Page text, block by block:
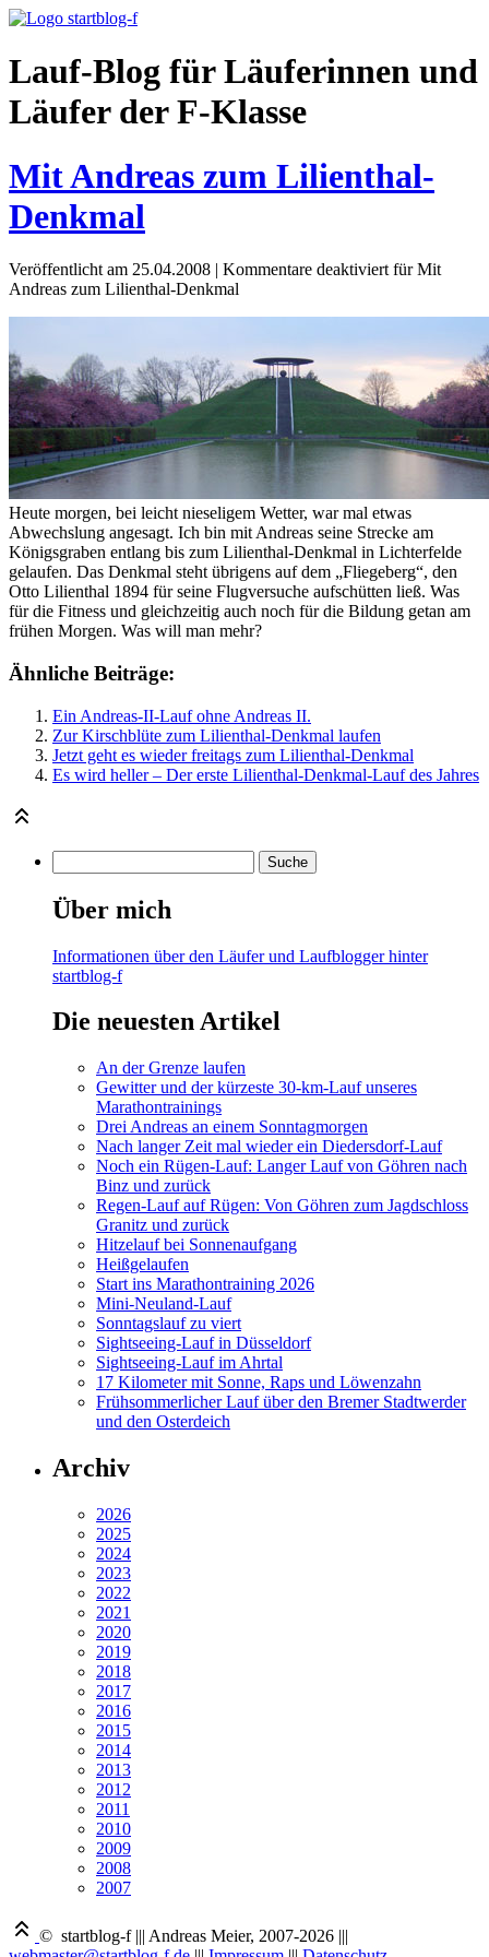
Lauf-Blog für Läuferinnen und
Läufer der F-Klasse
Mit Andreas zum Lilienthal-
Denkmal
Veröffentlicht am 25.04.2008 | Kommentare deaktiviert für Mit
Andreas zum Lilienthal-Denkmal
Heute morgen, bei leicht nieseligem Wetter, war mal etwas
Abwechslung angesagt. Ich bin mit Andreas seine Strecke am
Königsgraben entlang bis zum Lilienthal-Denkmal in Lichterfelde
gelaufen. Das Denkmal steht übrigens auf dem „Fliegeberg“, den
Otto Lilienthal 1894 für seine Flugversuche aufschütten ließ. Was
für die Fitness und gleichzeitig auch noch für die Bildung getan am
frühen Morgen. Was will man mehr?
Ähnliche Beiträge:
Ein Andreas-II-Lauf ohne Andreas II.
Zur Kirschblüte zum Lilienthal-Denkmal laufen
Jetzt geht es wieder freitags zum Lilienthal-Denkmal
Es wird heller – Der erste Lilienthal-Denkmal-Lauf des Jahres
Über mich
Informationen über den Läufer und Laufblogger hinter
startblog-f
Die neuesten Artikel
An der Grenze laufen
Gewitter und der kürzeste 30-km-Lauf unseres
Marathontrainings
Drei Andreas an einem Sonntagmorgen
Nach langer Zeit mal wieder ein Diedersdorf-Lauf
Noch ein Rügen-Lauf: Langer Lauf von Göhren nach
Binz und zurück
Regen-Lauf auf Rügen: Von Göhren zum Jagdschloss
Granitz und zurück
Hitzelauf bei Sonnenaufgang
Heißgelaufen
Start ins Marathontraining 2026
Mini-Neuland-Lauf
Sonntagslauf zu viert
Sightseeing-Lauf in Düsseldorf
Sightseeing-Lauf im Ahrtal
17 Kilometer mit Sonne, Raps und Löwenzahn
Frühsommerlicher Lauf über den Bremer Stadtwerder
und den Osterdeich
Archiv
2026
2025
2024
2023
2022
2021
2020
2019
2018
2017
2016
2015
2014
2013
2012
2011
2010
2009
2008
2007
© startblog-f ||| Andreas Meier, 2007-2026 |||